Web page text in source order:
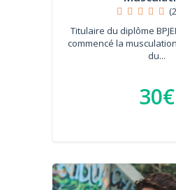
Titulaire du diplôme
commencé la
du...
30€